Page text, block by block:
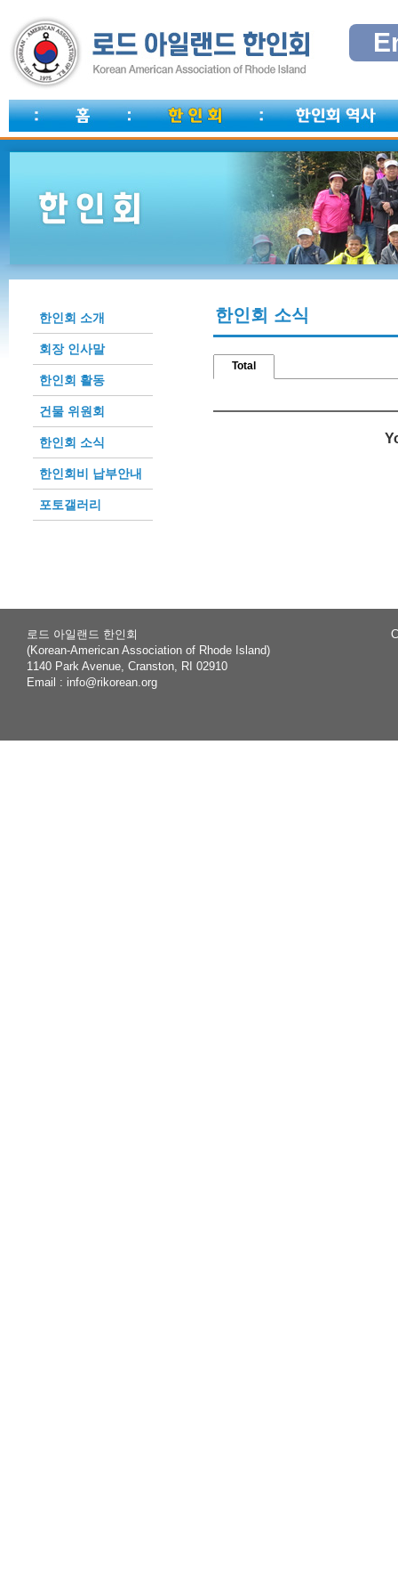
한인회 소개
회장 인사말
한인회 활동
건물 위원회
한인회 소식
한인회비 납부안내
포토갤러리
한인회 소식
Total
로드 아일랜드 한인회
(Korean-American Association of Rhode Island)
1140 Park Avenue, Cranston, RI 02910
Email : info@rikorean.org